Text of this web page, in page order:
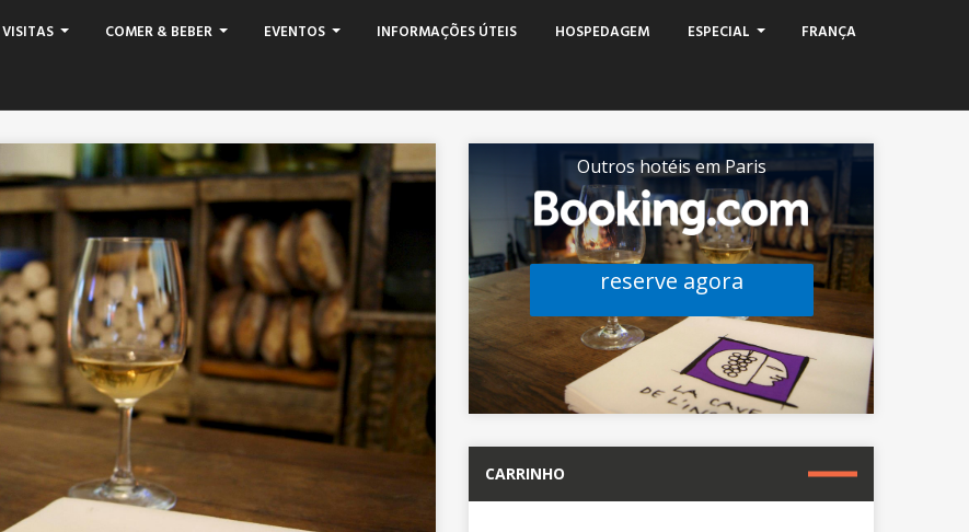
VISITAS COMER & BEBER EVENTOS INFORMAÇÕES ÚTEIS HOSPEDAGEM ESPECIAL FRANÇA
Outros hotéis em Paris
reserve agora
CARRINHO